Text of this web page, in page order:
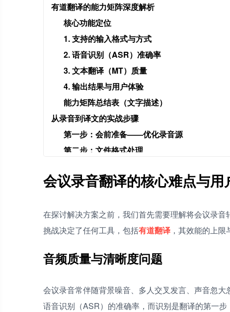
有道翻译的能力矩阵深度解析
核心功能定位
1. 支持的输入格式与方式
2. 语音识别（ASR）准确率
3. 文本翻译（MT）质量
4. 输出结果与用户体验
能力矩阵总结表（文字描述）
从录音到译文的实战步骤
第一步：会前准备——优化录音源
第二步：文件格式处理
第四步：获取与校对结果
网易有道翻译工具
有道翻译处理会议录音是免费的吗？
翻译专业领域会议（如医学、法学）内容可靠吗？
如何处理中英混杂的会议录音？
会议录音翻译的核心难点与用
在探讨解决方案之前，我们首先需要理解将会议录
挑战决定了任何工具，包括有道翻译 ，其效能的上限
音频质量与清晰度问题
会议录音常伴随背景噪音、多人交叉发言、声音忽
语音识别（ASR）的准确率，而识别是翻译的第一步